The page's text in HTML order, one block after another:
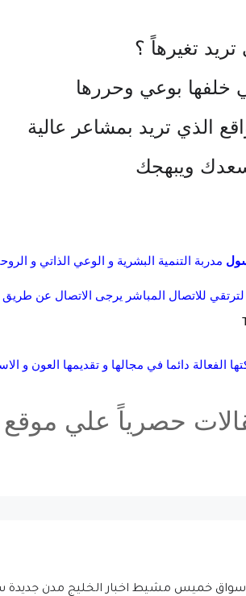
تريد تغيرهاً ؟
خلفها بوعي وحررها
الذي تريد بمشاعر عالية
ويبهجك
مدربة التنمية البشرية و الوعي الذاتي و
للاتصال المباشر يرجى الاتصال عن طريق
الفعالة دائما في مجالها و تقديمها العون و
حصرياً علي موقع
اسواق خميس مشيط اخبار الخليج مدن